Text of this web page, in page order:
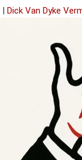
| Dick Van Dyke